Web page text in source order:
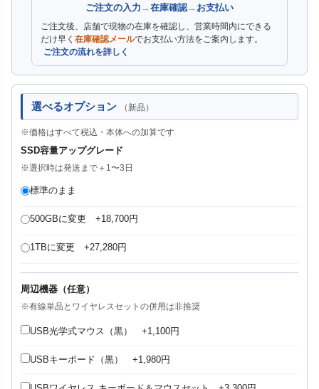
ご注文の入力 → 在庫確認→ お支払い
ご注文後、店舗で現物の在庫を確認し、営業時間内にできる
だけ早く 在庫確認メールでお支払い方法をご案内します。
ご注文の流れを詳しく
選べるオプション （新品）
※価格はすべて税込・本体への加算です
SSD容量アップグレード
※選択時は発送まで＋1〜3日
標準のまま
500GBに変更 +18,700円
1TBに変更 +27,280円
周辺機器（任意）
※有線単品とワイヤレスセットの併用は非推奨
USB光学式マウス（黒） +1,100円
USBキーボード（黒） +1,980円